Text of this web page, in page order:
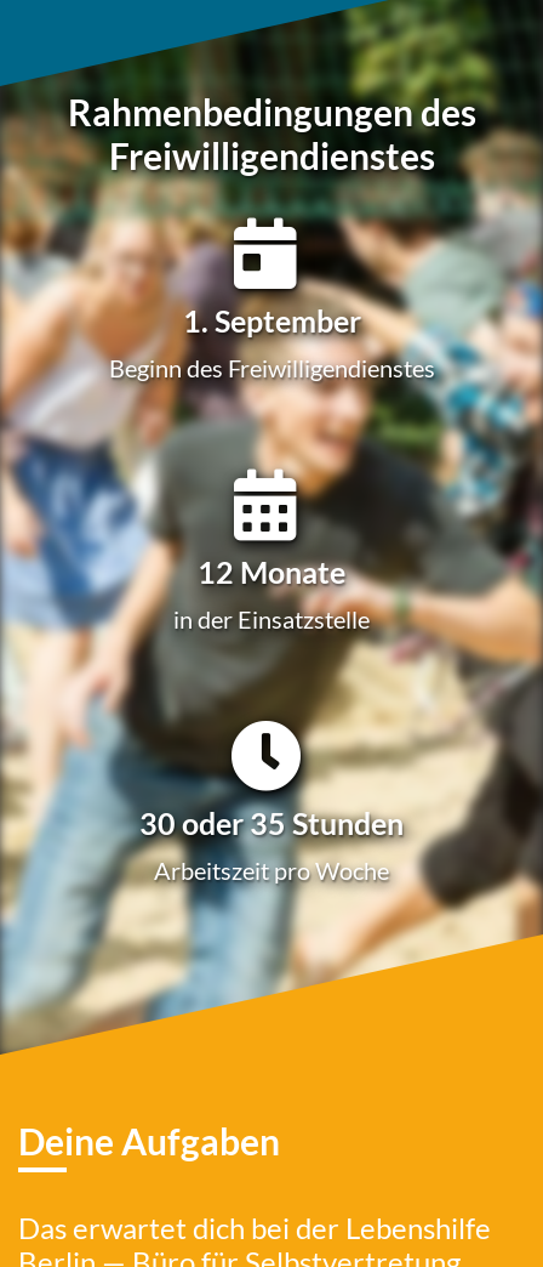
Rahmenbedingungen des
Freiwilligendienstes
1. Sep­tem­ber
Beginn des Freiwilligendienstes
12 Monate
in der Einsatzstelle
30 oder 35 Stunden
Arbeits­zeit pro Woche
Deine Aufgaben
Das erwar­tet dich bei der Lebens­hil­fe